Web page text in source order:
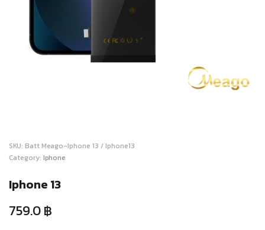
SKU: Batt Meago-Iphone 13 / Iphone13
Category: Iphone
Iphone 13
759.0฿